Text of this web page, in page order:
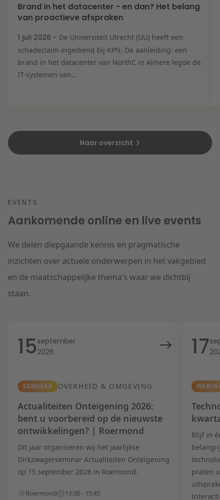
Brand in het datacenter - en dan? Het belang
van proactieve afspraken
1 juli 2026 - De Universiteit Utrecht (UU) heeft een
schadeclaim ingediend bij KPN. De aanleiding: een
brand in het datacenter van NorthC in Almere legde de
IT-systemen van...
Naar overzicht
EVENTS
Aankomende online en live events
We delen diepgaande kennis en pragmatische
inzichten over actuele onderwerpen in het vakgebied
en de maatschappelijke thema's waar we dichtbij
staan.
15september
2026
SEMINAR OVERHEID & OMGEVING
Actualiteiten Onteigening 2026:
bent u voorbereid op de nieuwste
ontwikkelingen? | Roermond
Dit jaar organiseren wij het jaarlijkse
Dirkzwagerseminar Actualiteiten Onteigening
op 15 september 2026 in Roermond.
Roermond 13:30 - 15:45
17
Blijf in
praten